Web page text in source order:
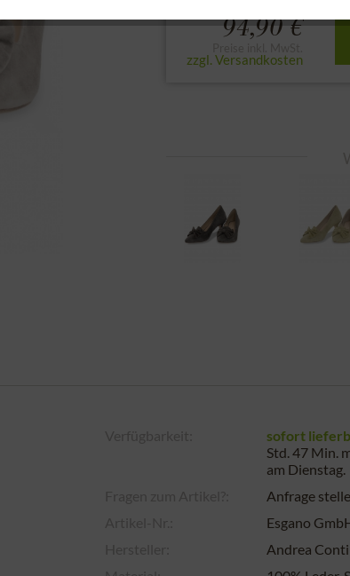
94,90 €
zzgl. Versandkosten
sofort
Std. 47 Min.
am Dienstag.
Anfrage
Esgano
Andrea Conti